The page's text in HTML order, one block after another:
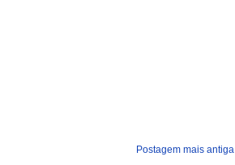
Postagem mais antiga